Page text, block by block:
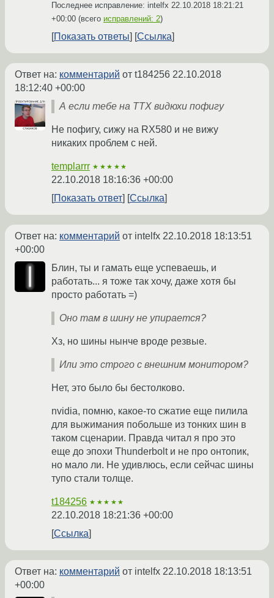
Последнее исправление: intelfx 22.10.2018 18:21:21
+00:00 (всего исправлений: 2)
Показать ответы Ссылка
Ответ на: комментарий от t184256 22.10.2018
18:12:40 +00:00
А если тебе на ТТХ видюхи пофигу
Не пофигу, сижу на RX580 и не вижу
никаких проблем с ней.
templarrr ★★★★★
22.10.2018 18:16:36 +00:00
Показать ответ
Ссылка
Ответ на: комментарий от intelfx 22.10.2018 18:13:51
+00:00
Блин, ты и гамать еще успеваешь, и
работать... я тоже так хочу, даже хотя бы
просто работать =)
Оно там в шину не упирается?
Хз, но шины нынче вроде резвые.
Или это строго с внешним монитором?
Нет, это было бы бестолково.
nvidia, помню, какое-то сжатие еще пилила
для выжимания побольше из тонких шин в
таком сценарии. Правда читал я про это
еще до эпохи Thunderbolt и не про онтопик,
но мало ли. Не удивлюсь, если сейчас шины
тупо стали толще.
t184256 ★★★★★
22.10.2018 18:21:36 +00:00
Ссылка
Ответ на: комментарий от intelfx 22.10.2018 18:13:51
+00:00